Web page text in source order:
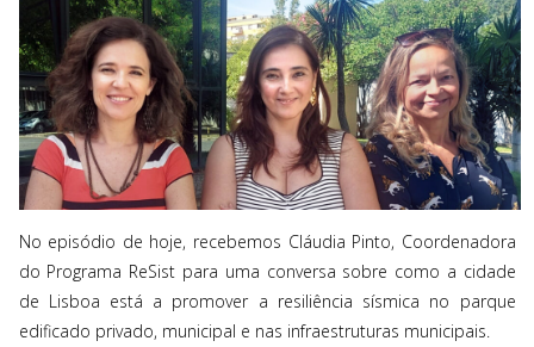
No episódio de hoje, recebemos Cláudia Pinto, Coordenadora
do Programa ReSist para uma conversa sobre como a cidade
de Lisboa está a promover a resiliência sísmica no parque
edificado privado, municipal e nas infraestruturas municipais.